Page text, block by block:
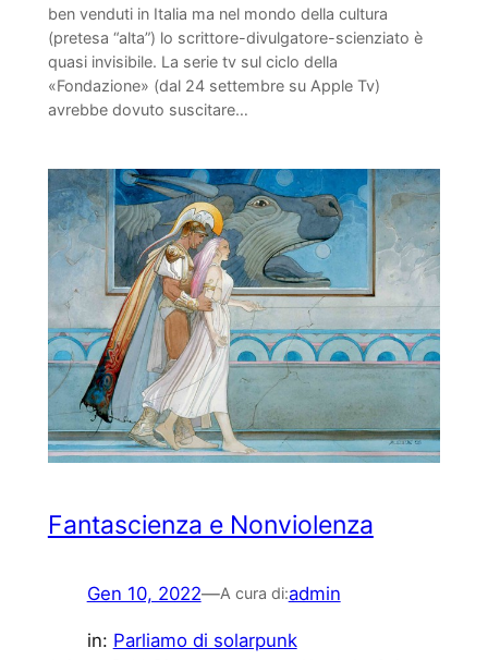
ben venduti in Italia ma nel mondo della cultura
(pretesa “alta”) lo scrittore-divulgatore-scienziato è
quasi invisibile. La serie tv sul ciclo della
«Fondazione» (dal 24 settembre su Apple Tv)
avrebbe dovuto suscitare…
Fantascienza e Nonviolenza
Gen 10, 2022—A cura di:admin
in: Parliamo di solarpunk